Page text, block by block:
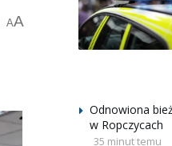
AA
Odnowiona
w Ropczycach
35 minut temu